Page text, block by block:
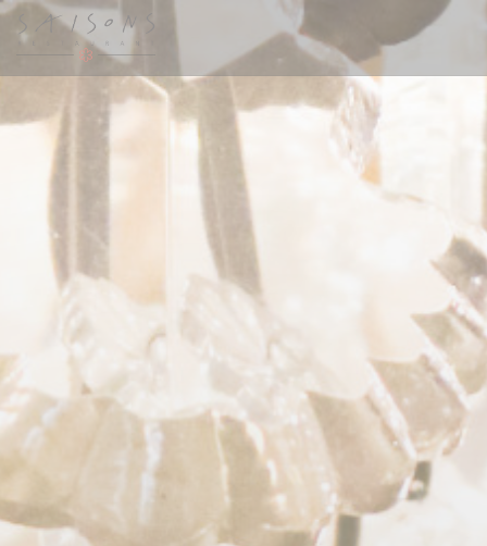
Personalización de sus opciones de cookies